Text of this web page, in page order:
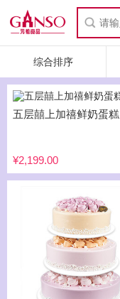
综合排序
五层囍上加禧鲜奶蛋糕
¥2,199.00